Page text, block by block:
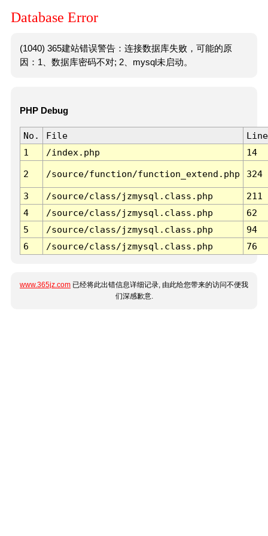
Database Error
(1040) 365建站错误警告：连接数据库失败，可能的原
因：1、数据库密码不对; 2、mysql未启动。
PHP Debug
No. File
Line
1
/index.php 14
2 /source/function/function_extend.php 324
3 /source/class/jzmysql.class.php
211
4
/source/class/jzmysql.class.php
62
5
/source/class/jzmysql.class.php
94
6
/source/class/jzmysql.class.php 76
www.365jz.com 已经将此出错信息详细记录, 由此给您带来的访问不便我
们深感歉意.